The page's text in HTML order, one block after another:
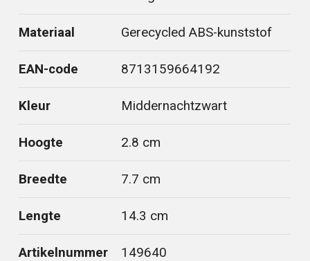
Materiaal Gerecycled ABS-kunststof
EAN-code 8713159664192
Kleur Middernachtzwart
Hoogte 2.8 cm
Breedte 7.7 cm
Lengte 14.3 cm
Artikelnummer 149640